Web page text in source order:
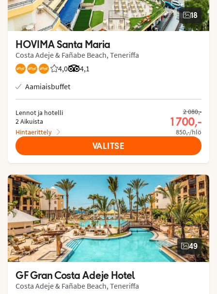
18
HOVIMA Santa Maria
Costa Adeje & Fañabe Beach, Teneriffa
4,0
Asiakkaidemme arviot: 4/5
4,1
Arvostelut Tripadvisorista: 4.1 of 5
Aamiaisbuffet
Lennot ja hotelli
2 Aikuista
Hintaerittely
2 080,-
1 700,-
850,-/hlö
VALITSE
49
GF Gran Costa Adeje Hotel
Costa Adeje & Fañabe Beach, Teneriffa